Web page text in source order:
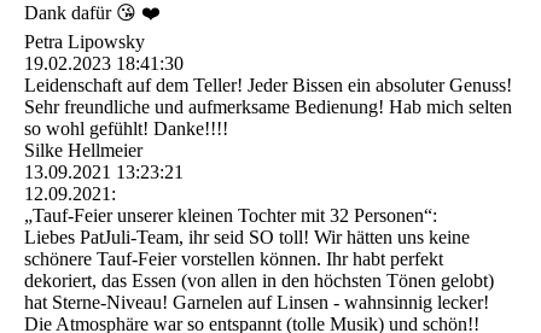
Dank dafür 😘 ❤️
Petra Lipowsky
19.02.2023 18:41:30
Leidenschaft auf dem Teller! Jeder Bissen ein absoluter Genuss!
Sehr freundliche und aufmerksame Bedienung! Hab mich selten
so wohl gefühlt! Danke!!!!
Silke Hellmeier
13.09.2021 13:23:21
12.09.2021:
„Tauf-Feier unserer kleinen Tochter mit 32 Personen“:
Liebes PatJuli-Team, ihr seid SO toll! Wir hätten uns keine
schönere Tauf-Feier vorstellen können. Ihr habt perfekt
dekoriert, das Essen (von allen in den höchsten Tönen gelobt)
hat Sterne-Niveau! Garnelen auf Linsen - wahnsinnig lecker!
Die Atmosphäre war so entspannt (tolle Musik) und schön!!